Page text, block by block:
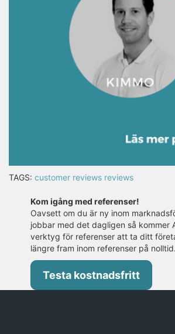
TAGS: customer reviews reviews
Kom igång med referenser!
Oavsett om du är ny inom
jobbar med det dagligen så kommer
verktyg för referenser att ta ditt
längre fram inom referenser på nolltid.
Testa kostnadsfritt